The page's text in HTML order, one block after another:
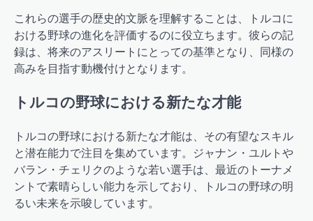
これらの選手の歴史的文脈を理解することは、トルコに
おける野球の進化を評価するのに役立ちます。彼らの記
録は、将来のアスリートにとっての基準となり、同様の
高みを目指す動機付けとなります。
トルコの野球における新たな才能
トルコの野球における新たな才能は、その有望なスキル
と潜在能力で注目を集めています。ジャナン・ユルトや
バラン・チェリクのような若い選手は、最近のトーナメ
ントで素晴らしい能力を示しており、トルコの野球の明
るい未来を示唆しています。